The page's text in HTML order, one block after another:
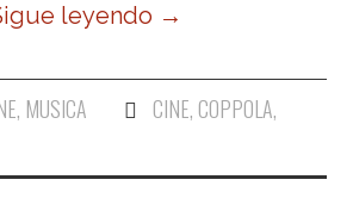
leyendo →
, MUSICA CINE, COPPOLA,